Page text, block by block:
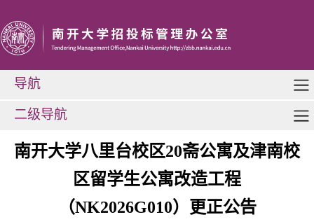
导航
二级导航
南开大学八里台校区20斋公寓及津南校
区留学生公寓改造工程
（NK2026G010）更正公告